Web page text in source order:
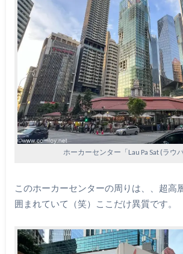
ホーカーセンター「Lau Pa Sat (ラウ
このホーカーセンターの周りは、、超高
囲まれていて（笑）ここだけ異質です。